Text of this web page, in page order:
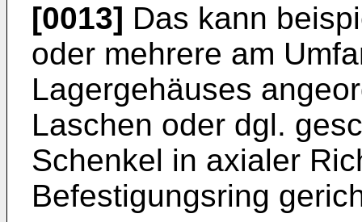
[0013] Das kann
oder mehrere am
Lagergehäuses
Laschen oder dgl.
Schenkel in axialer
Befestigungsring